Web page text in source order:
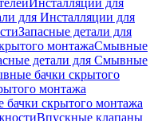
Инсталляции для
для Инсталляции для
Запасные детали для
монтажаСмывные
детали для Смывные
бачки скрытого
монтажа
скрытого монтажа
Впускные клапаны